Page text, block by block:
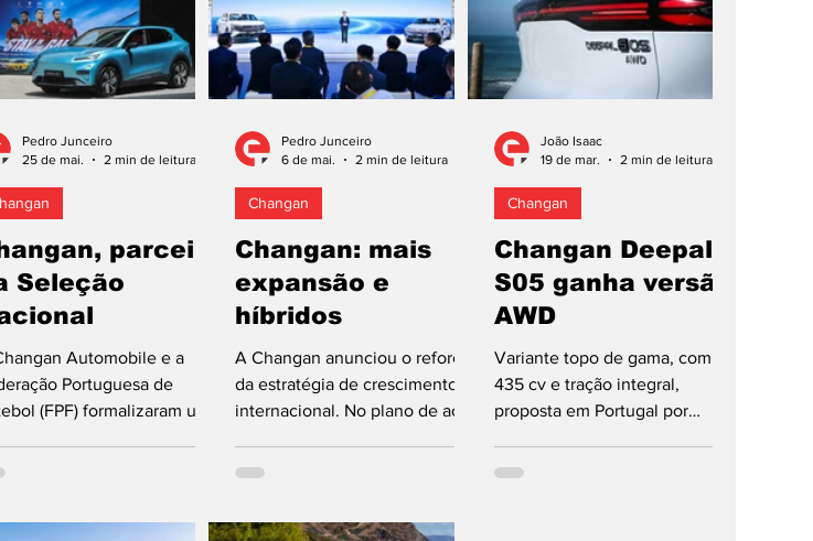
parceira
Seleção
Automobile e a
Portuguesa de
(FPF) formalizaram uma
à marca chinesa o
Pedro Junceiro
25 de mai.
2 min de leitura
Changan: mais
expansão e
híbridos
A Changan anunciou o reforço
da estratégia de crescimento
internacional. No plano de ação
híbrida determinante. A marca
Changan
Pedro Junceiro
6 de mai.
2 min de leitura
Changan Deepal
S05 ganha versão
AWD
Variante topo de gama, com
435 cv e tração integral,
proposta em Portugal por
anunciou a chegada a Portugal
Changan
João Isaac
19 de mar.
2 min de leitura